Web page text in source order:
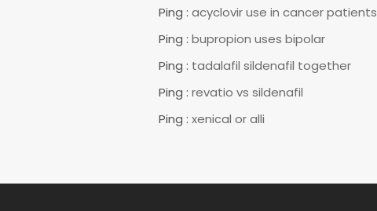
Ping : acyclovir use in cancer patients
Ping : bupropion uses bipolar
Ping : tadalafil sildenafil together
Ping : revatio vs sildenafil
Ping : xenical or alli